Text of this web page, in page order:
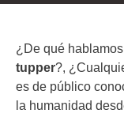
¿De qué
tupper?,
es de público
la humanidad